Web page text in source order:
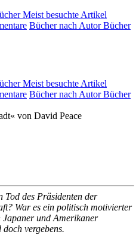
Meist besuchte Artikel
Bücher nach AutorBücher
Meist besuchte Artikel
Bücher nach AutorBücher
Tod des Präsidenten der
War es ein politisch motivierter
und Amerikaner
vergebens.